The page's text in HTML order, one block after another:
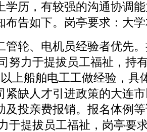
学历，有较强的沟通协调
布告如下。岗亭要求：大
轮、电机员经验者优先。
努力于提拔员工福祉，持
上船舶电工工做经验，具
紧缺人才引进政策的大连
及投亲费报销。报名体例
于提拔员工福祉，岗亭要